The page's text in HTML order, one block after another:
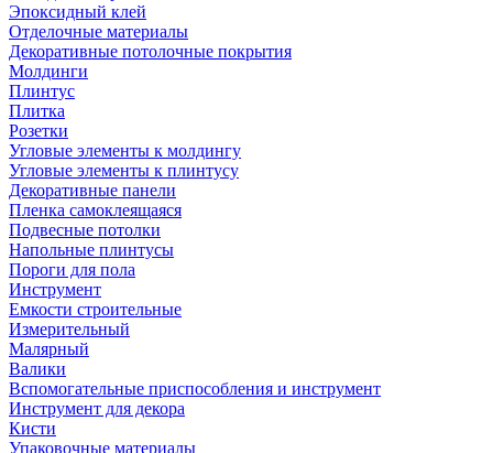
Эпоксидный клей
Отделочные материалы
Декоративные потолочные покрытия
Молдинги
Плинтус
Плитка
Розетки
Угловые элементы к молдингу
Угловые элементы к плинтусу
Декоративные панели
Пленка самоклеящаяся
Подвесные потолки
Напольные плинтусы
Пороги для пола
Инструмент
Емкости строительные
Измерительный
Малярный
Валики
Вспомогательные приспособления и инструмент
Инструмент для декора
Кисти
Упаковочные материалы